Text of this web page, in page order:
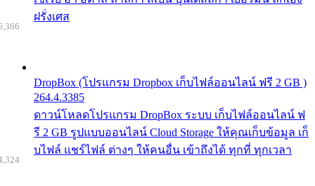
ฝรั่งเศส
DropBox (โปรแกรม Dropbox เก็บไฟล์ออนไลน์ ฟรี 2 GB )
264.4.3385
ดาวน์โหลดโปรแกรม DropBox ระบบ เก็บไฟล์ออนไลน์ ฟ
รี 2 GB รูปแบบออนไลน์ Cloud Storage ให้คุณเก็บข้อมูล เก็
บไฟล์ แชร์ไฟล์ ต่างๆ ให้คนอื่น เข้าถึงได้ ทุกที่ ทุกเวลา